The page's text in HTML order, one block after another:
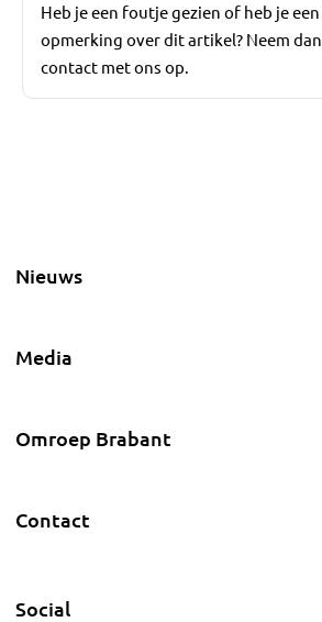
Heb je een foutje gezien of heb je een
opmerking over dit artikel? Neem dan
contact met ons op.
Nieuws
Media
Omroep Brabant
Contact
Social